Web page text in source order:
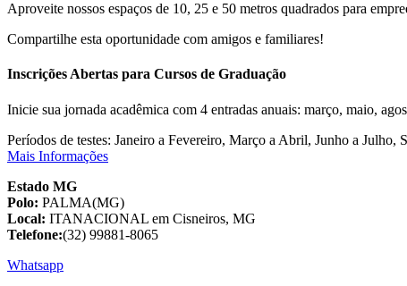
Aproveite nossos espaços de 10, 25 e 50 metros quadrados para
Compartilhe esta oportunidade com amigos e familiares!
Inscrições Abertas para Cursos de Graduação
Inicie sua jornada acadêmica com 4 entradas anuais: março, maio,
Períodos de testes: Janeiro a Fevereiro, Março a Abril, Junho a Julho,
Mais Informações
Estado MG
Polo: PALMA(MG)
Local: ITANACIONAL em Cisneiros, MG
Telefone:(32) 99881-8065
Whatsapp